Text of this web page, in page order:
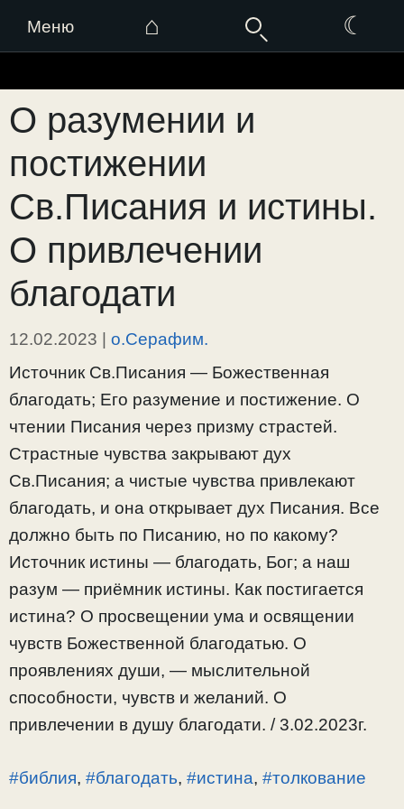
Меню ⌂ ☾
к
содержимому
О разумении и
постижении
Св.Писания и истины.
О привлечении
благодати
12.02.2023 | о.Серафим.
Источник Св.Писания — Божественная
благодать; Его разумение и постижение. О
чтении Писания через призму страстей.
Страстные чувства закрывают дух
Св.Писания; а чистые чувства привлекают
благодать, и она открывает дух Писания. Все
должно быть по Писанию, но по какому?
Источник истины — благодать, Бог; а наш
разум — приёмник истины. Как постигается
истина? О просвещении ума и освящении
чувств Божественной благодатью. О
проявлениях души, — мыслительной
способности, чувств и желаний. О
привлечении в душу благодати. / 3.02.2023г.
#библия, #благодать, #истина, #толкование